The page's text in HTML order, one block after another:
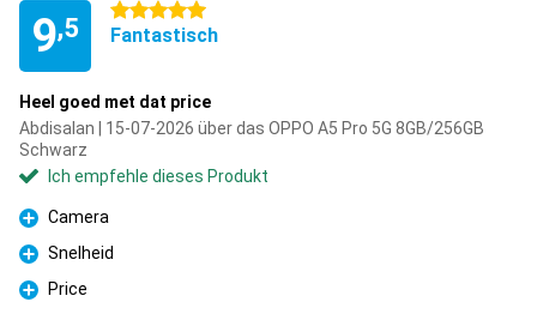
9,5
5 Sterne
Fantastisch
Heel goed met dat price
Abdisalan | 15-07-2026 über das OPPO A5 Pro 5G 8GB/256GB
Schwarz
Ich empfehle dieses Produkt
Pro
Camera
Pro
Snelheid
Pro
Price